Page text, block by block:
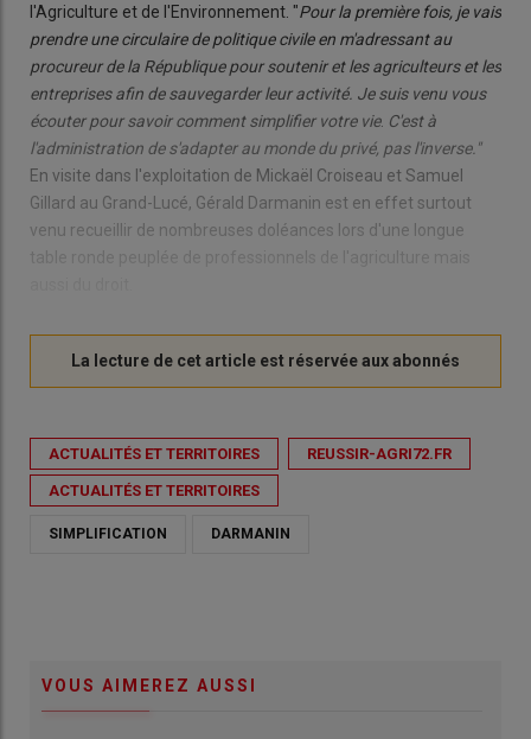
l'Agriculture et de l'Environnement. "Pour la première fois, je vais
prendre une circulaire de politique civile en m'adressant au
procureur de la République pour soutenir et les agriculteurs et les
entreprises afin de sauvegarder leur activité. Je suis venu vous
écouter pour savoir comment simplifier votre vie. C'est à
l'administration de s'adapter au monde du privé, pas l'inverse."
En visite dans l'exploitation de Mickaël Croiseau et Samuel
Gillard au Grand-Lucé, Gérald Darmanin est en effet surtout
venu recueillir de nombreuses doléances lors d'une longue
table ronde peuplée de professionnels de l'agriculture mais
ACTUALITÉS ET TERRITOIRES REUSSIR-AGRI72.FR
ACTUALITÉS ET TERRITOIRES
SIMPLIFICATION DARMANIN
VOUS AIMEREZ AUSSI